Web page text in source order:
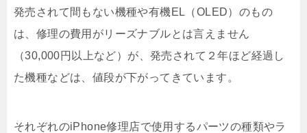
発売されて間もない機種や有機EL（OLED）のもの
は、修理の費用がリーズナブルとは言えません
（30,000円以上など）が、発売されて２年ほど経過し
た機種などは、値段が下がってきています。
それぞれのiPhone修理店で使用するパーツの種類やラ